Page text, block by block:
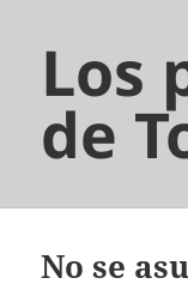
Los
de
No se